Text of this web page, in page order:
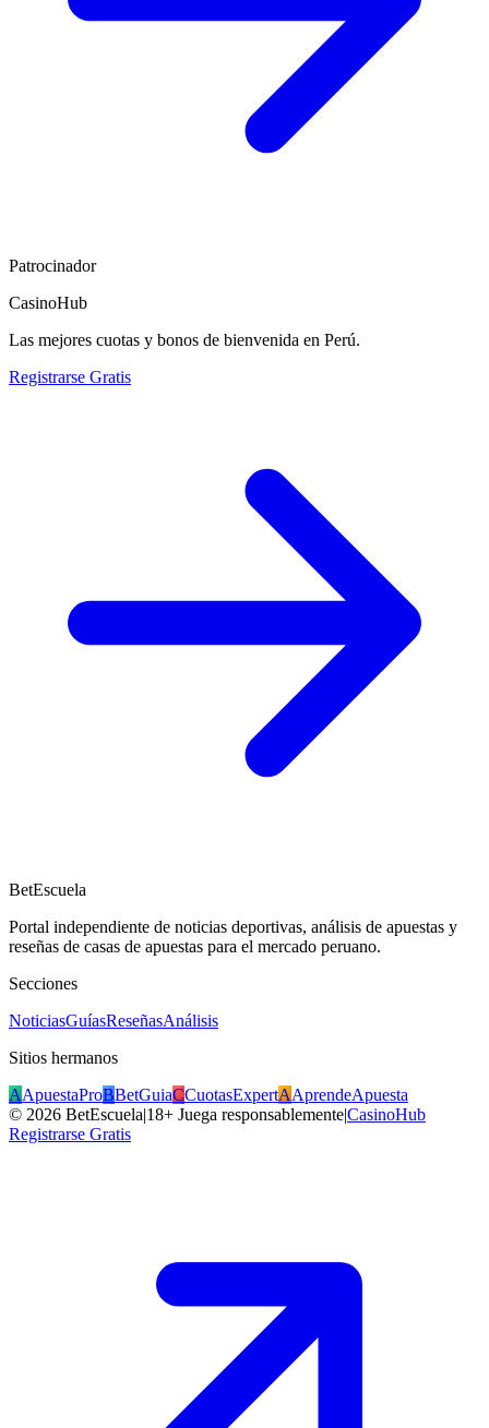
Patrocinador
CasinoHub
Las mejores cuotas y bonos de bienvenida en Perú.
Registrarse Gratis
BetEscuela
Portal independiente de noticias deportivas, análisis de apuestas y
reseñas de casas de apuestas para el mercado peruano.
Secciones
NoticiasGuíasReseñasAnálisis
Sitios hermanos
AApuestaProBBetGuiaCCuotasExpertAAprendeApuesta
© 2026 BetEscuela|18+ Juega responsablemente|CasinoHub
Registrarse Gratis